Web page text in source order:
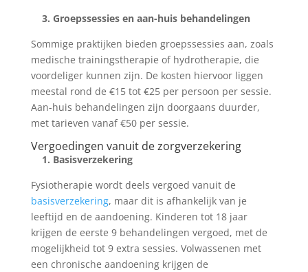
3. Groepssessies en aan-huis behandelingen
Sommige praktijken bieden groepssessies aan, zoals
medische trainingstherapie of hydrotherapie, die
voordeliger kunnen zijn. De kosten hiervoor liggen
meestal rond de €15 tot €25 per persoon per sessie.
Aan-huis behandelingen zijn doorgaans duurder,
met tarieven vanaf €50 per sessie.
Vergoedingen vanuit de zorgverzekering
1. Basisverzekering
Fysiotherapie wordt deels vergoed vanuit de
basisverzekering, maar dit is afhankelijk van je
leeftijd en de aandoening. Kinderen tot 18 jaar
krijgen de eerste 9 behandelingen vergoed, met de
mogelijkheid tot 9 extra sessies. Volwassenen met
een chronische aandoening krijgen de